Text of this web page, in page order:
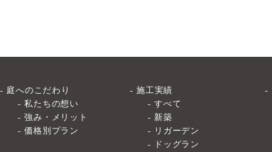
庭へのこだわり
私たちの想い
強み・メリット
価格別プラン
施工実績
すべて
新築
リガーデン
ドッグラン